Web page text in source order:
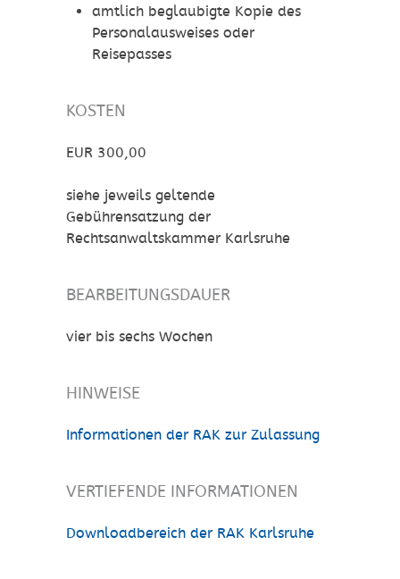
amtlich beglaubigte Kopie des
Personalausweises oder
Reisepasses
KOSTEN
EUR 300,00
siehe jeweils geltende
Gebührensatzung der
Rechtsanwaltskammer Karlsruhe
BEARBEITUNGSDAUER
vier bis sechs Wochen
HINWEISE
Informationen der RAK zur Zulassung
VERTIEFENDE INFORMATIONEN
Downloadbereich der RAK Karlsruhe